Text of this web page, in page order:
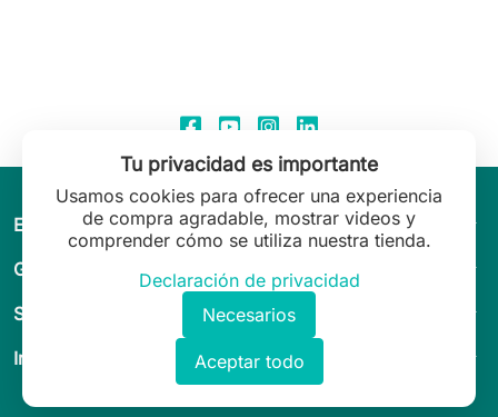
El mundo de Leilani Lingerie arrow_drop_down
Guía & asesoramiento arrow_drop_down
Servicio al Cliente arrow_drop_down
Información legal arrow_drop_down
Tu privacidad es importante
Usamos cookies para ofrecer una experiencia
de compra agradable, mostrar videos y
comprender cómo se utiliza nuestra tienda.
Declaración de privacidad
Necesarios
Aceptar todo